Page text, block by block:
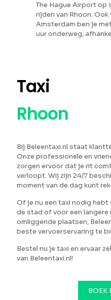
The Hague Airport op
rijden van Rhoon.
Amsterdam ben je
uur onderweg,
Taxi
Rhoon
Bij Beleentaxi.nl staat
Onze professionele en
zorgen ervoor dat je rit
verloopt. Wij zijn 24/7
moment van de dag kunt
Of je nu een taxi nodig
de stad of voor een langere
omliggende plaatsen,
beste vervoerservaring te
Bestel nu je taxi en ervaar
van Beleentaxi.nl!
BOEK